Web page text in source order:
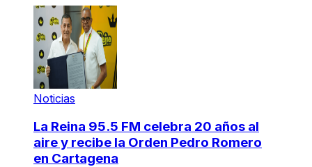
Noticias
La Reina 95.5 FM celebra 20 años al
aire y recibe la Orden Pedro Romero
en Cartagena